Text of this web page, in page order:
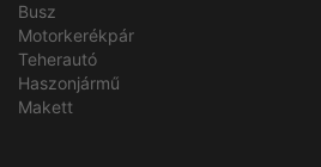
Busz
Motorkerékpár
Teherautó
Haszonjármű
Makett